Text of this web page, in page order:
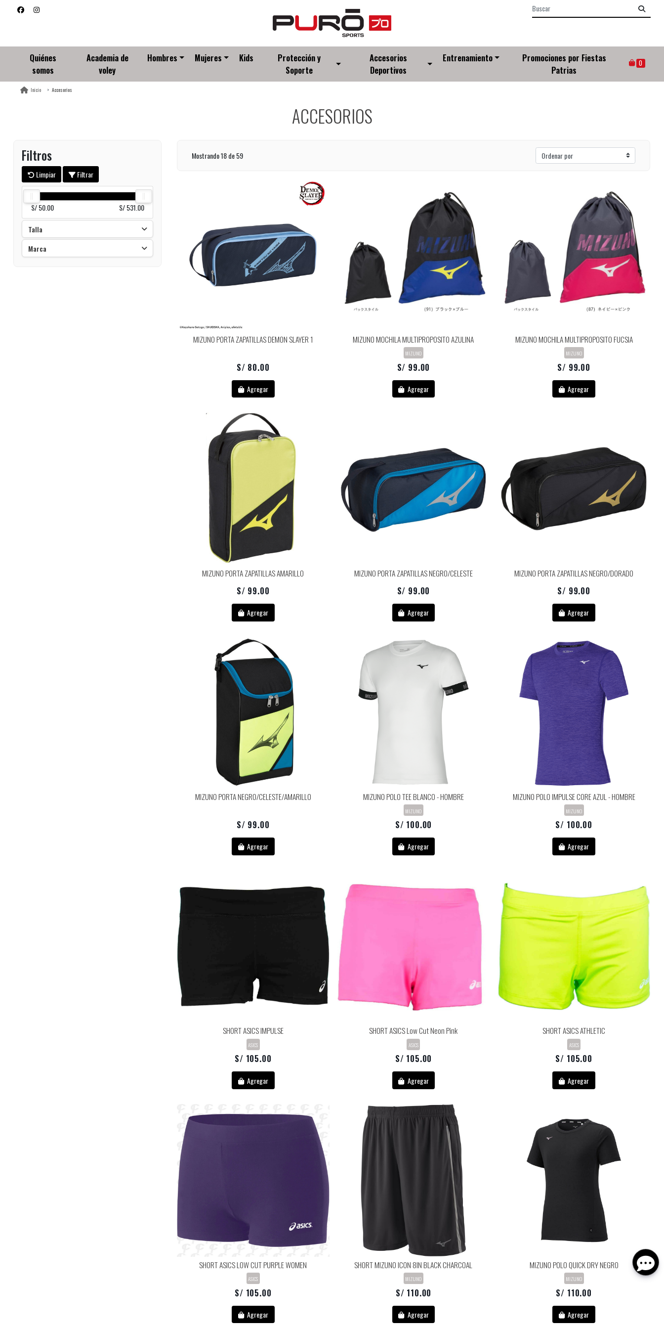
Quiénes
somos
Academia de
voley
Hombres Mujeres Kids
Protección y
Soporte
Accesorios
Deportivos
Entrenamiento
Promociones por Fiestas
Patrias
0
Inicio Accesorios
ACCESORIOS
Filtros
Limpiar Filtrar
S/ 50.00 S/ 531.00
Talla
Marca
Mostrando18de 59
MIZUNO PORTA ZAPATILLAS DEMON SLAYER 1
S/ 80.00
Agregar
MIZUNO MOCHILA MULTIPROPOSITO AZULINA
MIZUNO
S/ 99.00
Agregar
MIZUNO MOCHILA MULTIPROPOSITO FUCSIA
MIZUNO
S/ 99.00
Agregar
MIZUNO PORTA ZAPATILLAS AMARILLO
S/ 99.00
Agregar
MIZUNO PORTA ZAPATILLAS NEGRO/CELESTE
S/ 99.00
Agregar
MIZUNO PORTA ZAPATILLAS NEGRO/DORADO
S/ 99.00
Agregar
MIZUNO PORTA NEGRO/CELESTE/AMARILLO
S/ 99.00
Agregar
MIZUNO POLO TEE BLANCO - HOMBRE
MIZUNO
S/ 100.00
Agregar
MIZUNO POLO IMPULSE CORE AZUL - HOMBRE
MIZUNO
S/ 100.00
Agregar
SHORT ASICS IMPULSE
ASICS
S/ 105.00
Agregar
SHORT ASICS Low Cut Neon Pink
ASICS
S/ 105.00
Agregar
SHORT ASICS ATHLETIC
ASICS
S/ 105.00
Agregar
SHORT ASICS LOW CUT PURPLE WOMEN
ASICS
S/ 105.00
Agregar
SHORT MIZUNO ICON 8IN BLACK CHARCOAL
MIZUNO
S/ 110.00
Agregar
MIZUNO POLO QUICK DRY NEGRO
MIZUNO
S/ 110.00
Agregar